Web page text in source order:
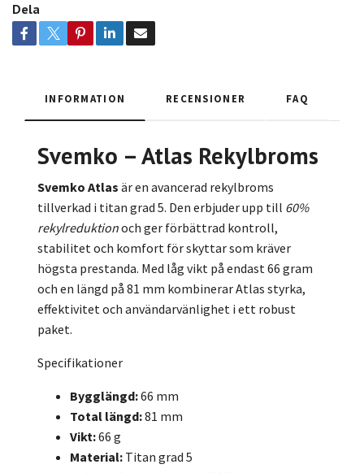
Dela
INFORMATION RECENSIONER FAQ
Svemko – Atlas Rekylbroms
Svemko Atlas är en avancerad rekylbroms
tillverkad i titan grad 5. Den erbjuder upp till 60%
rekylreduktionoch ger förbättrad kontroll,
stabilitet och komfort för skyttar som kräver
högsta prestanda. Med låg vikt på endast 66 gram
och en längd på 81 mm kombinerar Atlas styrka,
effektivitet och användarvänlighet i ett robust
paket.
Specifikationer
Bygglängd:66 mm
Total längd:81 mm
Vikt:66 g
Material: Titan grad 5